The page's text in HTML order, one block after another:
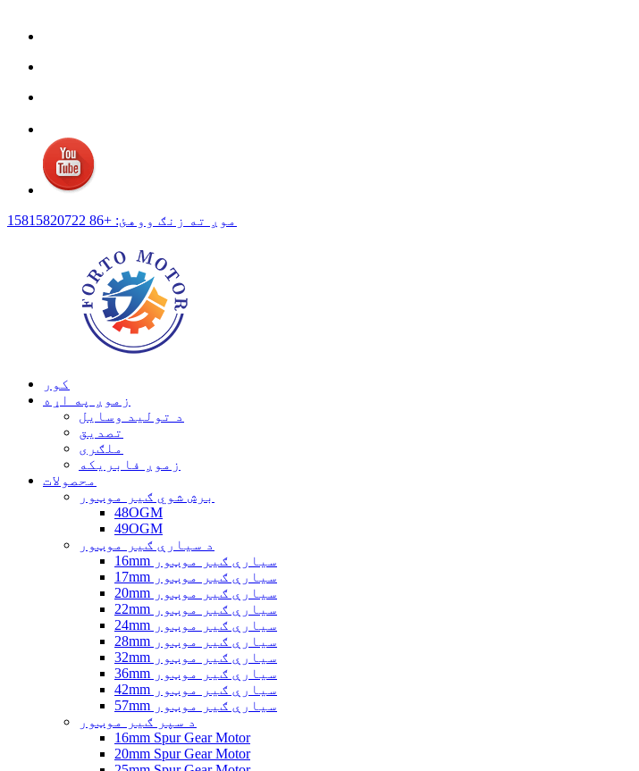
موږ ته زنګ ووهئ: +86 15815820722
کور
زموږ په اړه
د تولید وسایل
تصدیق
ملګری
زموږ فابریکه
محصولات
برش شوي ګیر موټور
48OGM
49OGM
د سیارې ګیر موټور
16mm سیارې ګیر موټور
17mm سیارې ګیر موټور
20mm سیارې ګیر موټور
22mm سیارې ګیر موټور
24mm سیارې ګیر موټور
28mm سیارې ګیر موټور
32mm سیارې ګیر موټور
36mm سیارې ګیر موټور
42mm سیارې ګیر موټور
57mm سیارې ګیر موټور
د سپر ګیر موټور
16mm Spur Gear Motor
20mm Spur Gear Motor